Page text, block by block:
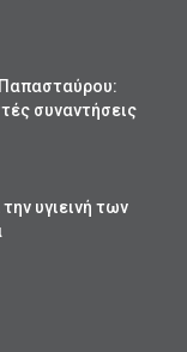
συναντήσεις
υγιεινή των